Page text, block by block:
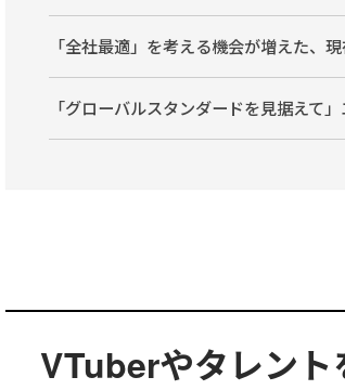
「全社最適」を考える機会が増えた、
「グローバルスタンダードを見据えて
VTuberやタレン